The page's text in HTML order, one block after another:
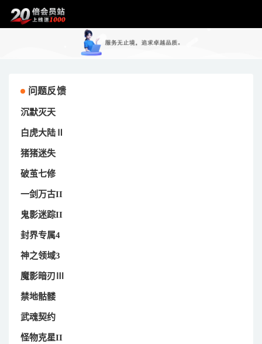
问题反馈
沉默灭天
白虎大陆Ⅱ
猪猪迷失
破茧七修
一剑万古II
鬼影迷踪II
封界专属4
神之领域3
魔影暗刃Ⅲ
禁地骷髅
武魂契约
怪物克星II